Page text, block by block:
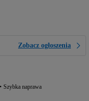
Zobacz ogłoszenia
Szybka naprawa